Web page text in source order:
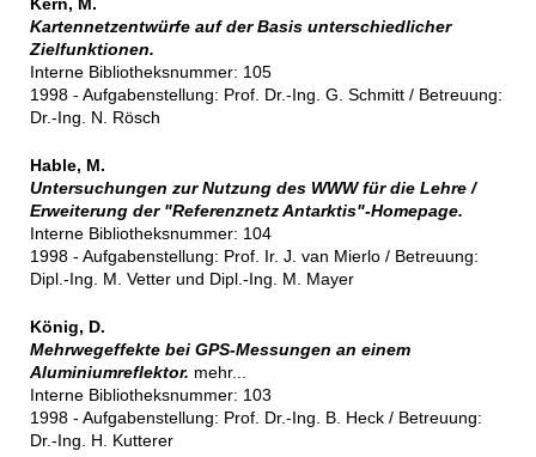
Kartennetzentwürfe auf der Basis unterschiedlicher
Zielfunktionen.
Interne Bibliotheksnummer: 105
1998 - Aufgabenstellung: Prof. Dr.-Ing. G. Schmitt / Betreuung:
Dr.-Ing. N. Rösch
Hable, M.
Untersuchungen zur Nutzung des WWW für die Lehre /
Erweiterung der "Referenznetz Antarktis"-Homepage.
Interne Bibliotheksnummer: 104
1998 - Aufgabenstellung: Prof. Ir. J. van Mierlo / Betreuung:
Dipl.-Ing. M. Vetter und Dipl.-Ing. M. Mayer
König, D.
Mehrwegeffekte bei GPS-Messungen an einem
Aluminiumreflektor. mehr...
Interne Bibliotheksnummer: 103
1998 - Aufgabenstellung: Prof. Dr.-Ing. B. Heck / Betreuung:
Dr.-Ing. H. Kutterer